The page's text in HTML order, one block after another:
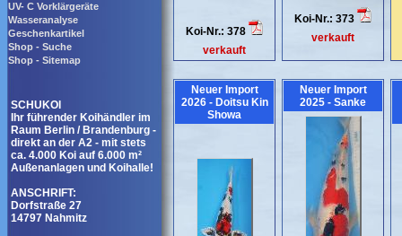
UV- C Vorklärgeräte
Wasseranalyse
Geschenkartikel
Shop - Suche
Shop - Sitemap
SCHUKOI
Ihr führender Koihändler im
Raum Berlin / Brandenburg -
direkt an der A2 - mit stets
ca. 4.000 Koi auf 6.000 m²
Außenanlagen und Koihalle!
ANSCHRIFT:
Dorfstraße 27
14797 Nahmitz
Koi-Nr.: 378
verkauft
Koi-Nr.: 373
verkauft
Neuer Import
2026 - Doitsu Kin
Showa
Neuer Import
2025 - Sanke